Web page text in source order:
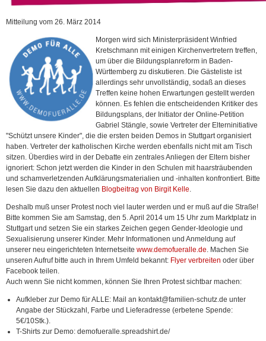
Mitteilung vom 26. März 2014
Morgen wird sich Ministerpräsident Winfried
Kretschmann mit einigen Kirchenvertretern treffen,
um über die Bildungsplanreform in Baden-
Württemberg zu diskutieren. Die Gästeliste ist
allerdings sehr unvollständig, sodaß an dieses
Treffen keine hohen Erwartungen gestellt werden
können. Es fehlen die entscheidenden Kritiker des
Bildungsplans, der Initiator der Online-Petition
Gabriel Stängle, sowie Vertreter der Elterninitiative
"Schützt unsere Kinder", die die ersten beiden Demos in Stuttgart organisiert
haben. Vertreter der katholischen Kirche werden ebenfalls nicht mit am Tisch
sitzen. Überdies wird in der Debatte ein zentrales Anliegen der Eltern bisher
ignoriert: Schon jetzt werden die Kinder in den Schulen mit haarsträubenden
und schamverletzenden Aufklärungsmaterialien und -inhalten konfrontiert. Bitte
lesen Sie dazu den aktuellen Blogbeitrag von Birgit Kelle.
Deshalb muß unser Protest noch viel lauter werden und er muß auf die Straße!
Bitte kommen Sie am Samstag, den 5. April 2014 um 15 Uhr zum Marktplatz in
Stuttgart und setzen Sie ein starkes Zeichen gegen Gender-Ideologie und
Sexualisierung unserer Kinder. Mehr Informationen und Anmeldung auf
unserer neu eingerichteten Internetseite www.demofueralle.de. Machen Sie
unseren Aufruf bitte auch in Ihrem Umfeld bekannt: Flyer verbreiten oder über
Facebook teilen.
Auch wenn Sie nicht kommen, können Sie Ihren Protest sichtbar machen:
Aufkleber zur Demo für ALLE: Mail an kontakt@familien-schutz.de unter
Angabe der Stückzahl, Farbe und Lieferadresse (erbetene Spende:
5€/10Stk.).
T-Shirts zur Demo: demofueralle.spreadshirt.de/